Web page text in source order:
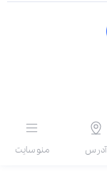
منو سایت